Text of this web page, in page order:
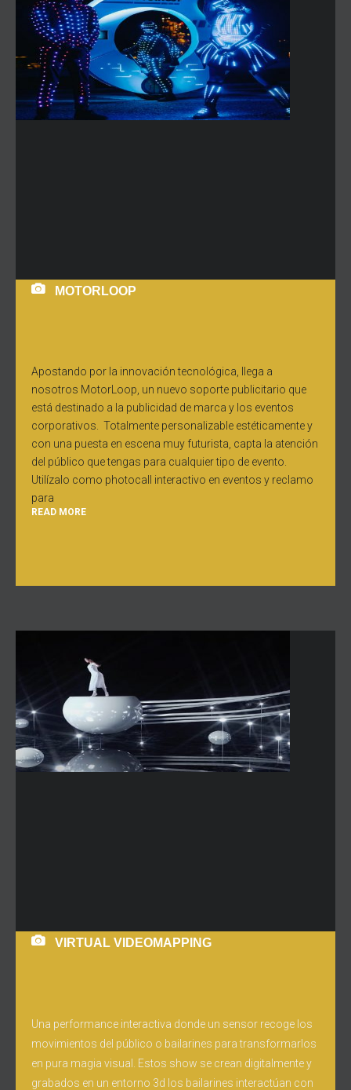
MOTORLOOP
Apostando por la innovación tecnológica, llega a
nosotros MotorLoop, un nuevo soporte publicitario que
está destinado a la publicidad de marca y los eventos
corporativos. Totalmente personalizable estéticamente y
con una puesta en escena muy futurista, capta la atención
del público que tengas para cualquier tipo de evento.
Utilízalo como photocall interactivo en eventos y reclamo
para
READ MORE
VIRTUAL VIDEOMAPPING
Una performance interactiva donde un sensor recoge los
movimientos del público o bailarines para transformarlos
en pura magia visual. Estos show se crean digitalmente y
grabados en un entorno 3d los bailarines interactúan con